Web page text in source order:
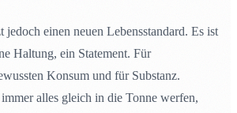
jedoch einen neuen Lebensstandard. Es ist
Haltung, ein Statement. Für
Konsum und für Substanz.
alles gleich in die Tonne werfen,